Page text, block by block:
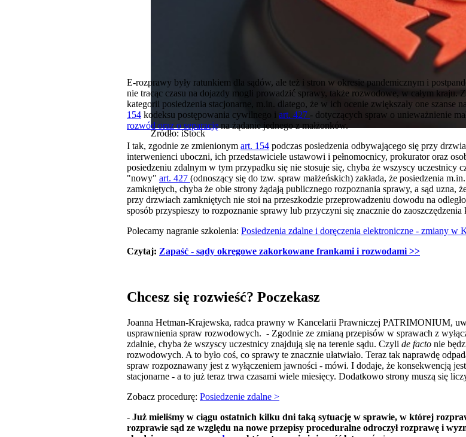
Źródło: iStock
E-rozprawy były ratunkiem dla sądów, ale też i stron w okresie pandemicznym i
nie tracąc czasu na dojazdy mogli prowadzić sprawy, także rozwodowe, w całym kraju.
kategorii posiedzenia stacjonarne, m.in. dlatego, że w ich ocenie zwiększały one szanse
154 kodeksu postępowania cywilnego i art. 427 - dotyczących spraw o unieważnienie
rozwód oraz o separacjęna żądanie jednego z małżonków.
I tak, zgodnie ze zmienionym art. 154 podczas posiedzenia odbywającego się przy
interwenienci uboczni, ich przedstawiciele ustawowi i pełnomocnicy, prokurator oraz
posiedzeniu zdalnym w tym przypadku się nie stosuje się, chyba że wszyscy
"nowy" art. 427 (odnoszący się do tzw. spraw małżeńskich) zakłada, że posiedzenia
zamkniętych, chyba że obie strony żądają publicznego rozpoznania sprawy, a sąd uzna,
przy drzwiach zamkniętych nie stoi na przeszkodzie przeprowadzeniu dowodu na
sposób przyspieszy to rozpoznanie sprawy lub przyczyni się znacznie do zaoszczędzenia
Polecamy nagranie szkolenia: Posiedzenia zdalne i doręczenia elektroniczne - zmiany w
Czytaj: Zapaść - sądy okręgowe zakorkowane frankami i rozwodami>>
Chcesz się rozwieść? Poczekasz
Joanna Hetman-Krajewska, radca prawny w Kancelarii Prawniczej PATRIMONIUM,
usprawnienia spraw rozwodowych. - Zgodnie ze zmianą przepisów w sprawach z
zdalnie, chyba że wszyscy uczestnicy znajdują się na terenie sądu. Czyli de facto nie
rozwodowych. A to było coś, co sprawy te znacznie ułatwiało. Teraz tak naprawdę
spraw rozpoznawany jest z wyłączeniem jawności - mówi. I dodaje, że konsekwencją
stacjonarne - a to już teraz trwa czasami wiele miesięcy. Dodatkowo strony muszą się
Zobacz procedurę: Posiedzenie zdalne >
- Już mieliśmy w ciągu ostatnich kilku dni taką sytuację w sprawie, w której
rozprawie sąd ze względu na nowe przepisy proceduralne odroczył rozprawę i